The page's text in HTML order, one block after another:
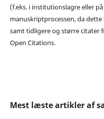
(f.eks. i institutionslagre eller
manuskriptprocessen, da
samt tidligere og større citater
Open Citations.
Mest læste artikler af